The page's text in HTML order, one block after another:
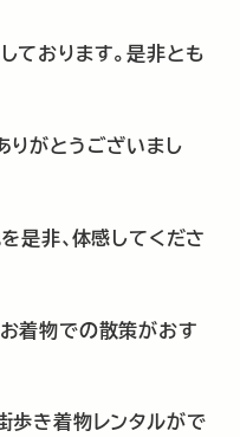
ております。是非とも
りがとうございまし
是非､体感してくださ
着物での散策がおす
歩き着物レンタルがで